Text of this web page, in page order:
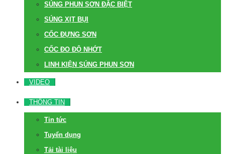
SÚNG PHUN SƠN ĐẶC BIỆT
SÚNG XỊT BỤI
CỐC ĐỰNG SƠN
CỐC ĐO ĐỘ NHỚT
LINH KIỆN SÚNG PHUN SƠN
VIDEO
THÔNG TIN
Tin tức
Tuyển dụng
Tải tài liệu